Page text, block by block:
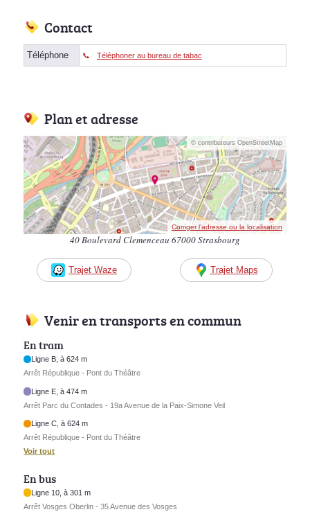
Contact
Téléphone Téléphoner au bureau de tabac
Plan et adresse
© contributeurs OpenStreetMap
Corriger l’adresse ou la localisation
40 Boulevard Clemenceau 67000 Strasbourg
Trajet Waze Trajet Maps
Venir en transports en commun
En tram
Ligne B, à 624 m
Arrêt République - Pont du Théâtre
Ligne E, à 474 m
Arrêt Parc du Contades - 19a Avenue de la Paix-Simone Veil
Ligne C, à 624 m
Arrêt République - Pont du Théâtre
Voir tout
En bus
Ligne 10, à 301 m
Arrêt Vosges Oberlin - 35 Avenue des Vosges